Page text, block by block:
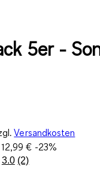
5er -
Versandkosten
12,99 € -23%
3.0 2
(2)